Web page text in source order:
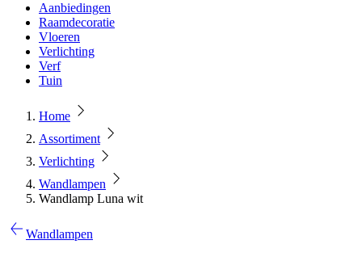
Aanbiedingen
Raamdecoratie
Vloeren
Verlichting
Verf
Tuin
Home
Assortiment
Verlichting
Wandlampen
Wandlamp Luna wit
Wandlampen